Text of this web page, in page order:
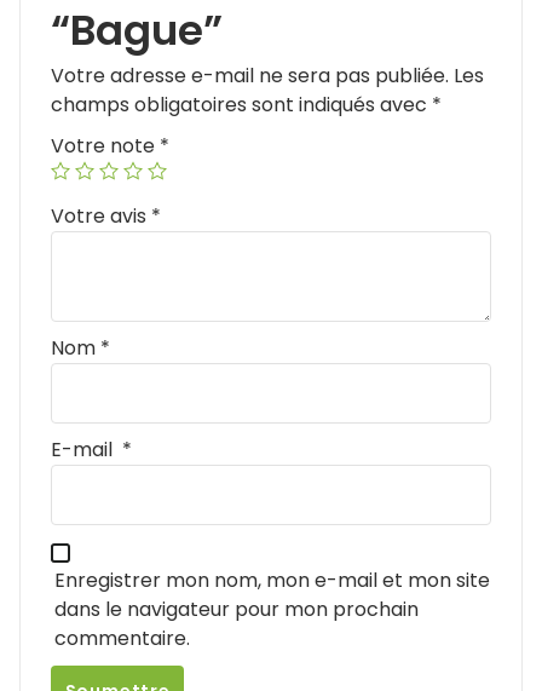
“Bague”
Votre adresse e-mail ne sera pas publiée. Les
champs obligatoires sont indiqués avec *
Votre note *
Votre avis *
Nom *
E-mail *
Enregistrer mon nom, mon e-mail et mon site
dans le navigateur pour mon prochain
commentaire.